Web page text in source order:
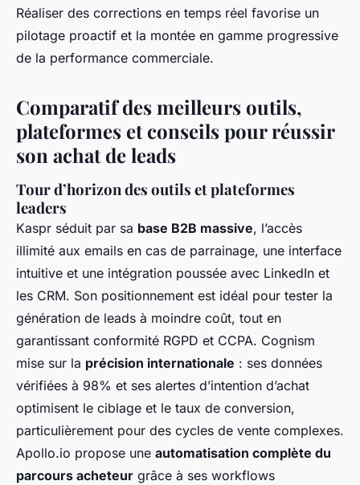
Réaliser des corrections en temps réel favorise un
pilotage proactif et la montée en gamme progressive
de la performance commerciale.
Comparatif des meilleurs outils,
plateformes et conseils pour réussir
son achat de leads
Tour d’horizon des outils et plateformes
leaders
Kaspr séduit par sa base B2B massive, l’accès
illimité aux emails en cas de parrainage, une interface
intuitive et une intégration poussée avec LinkedIn et
les CRM. Son positionnement est idéal pour tester la
génération de leads à moindre coût, tout en
garantissant conformité RGPD et CCPA. Cognism
mise sur la précision internationale : ses données
vérifiées à 98% et ses alertes d’intention d’achat
optimisent le ciblage et le taux de conversion,
particulièrement pour des cycles de vente complexes.
Apollo.io propose une automatisation complète du
parcours acheteur grâce à ses workflows